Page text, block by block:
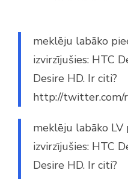
meklēju labāko
izvirzījušies: HTC
Desire HD. Ir citi?
http://twitter.com/
meklēju labāko LV
izvirzījušies: HTC
Desire HD. Ir citi?